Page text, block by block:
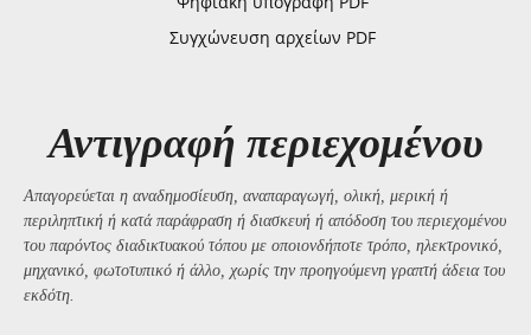
Συγχώνευση αρχείων PDF
Αντιγραφή περιεχομένου
Απαγορεύεται η αναδημοσίευση, αναπαραγωγή, ολική, μερική ή
περιληπτική ή κατά παράφραση ή διασκευή ή απόδοση του περιεχομένου
του παρόντος διαδικτυακού τόπου με οποιονδήποτε τρόπο, ηλεκτρονικό,
μηχανικό, φωτοτυπικό ή άλλο, χωρίς την προηγούμενη γραπτή άδεια του
εκδότη.